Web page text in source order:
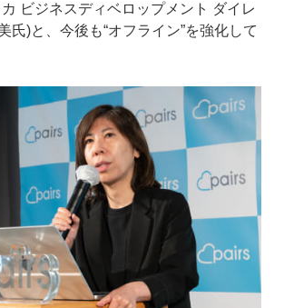
ビジネスディベロップメント ダイレ
氏)と、今後も“オフライン”を強化して